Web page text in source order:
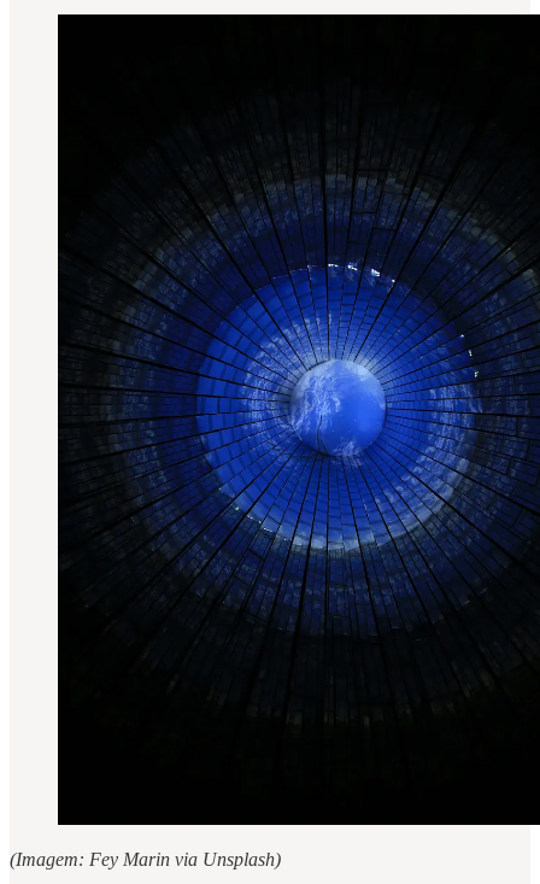
(Imagem: Fey Marin via Unsplash)